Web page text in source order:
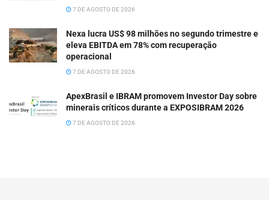
7 DE AGOSTO DE 2026
Nexa lucra US$ 98 milhões no segundo trimestre e
eleva EBITDA em 78% com recuperação
operacional
7 DE AGOSTO DE 2026
ApexBrasil e IBRAM promovem Investor Day sobre
minerais críticos durante a EXPOSIBRAM 2026
7 DE AGOSTO DE 2026